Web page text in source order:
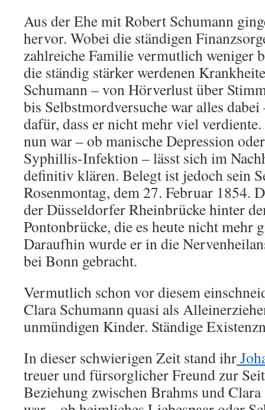
Aus der Ehe mit Robert Schumann
hervor. Wobei die ständigen
zahlreiche Familie vermutlich weniger
die ständig stärker werdenen
Schumann – von Hörverlust über
bis Selbstmordversuche war alles
dafür, dass er nicht mehr viel
nun war – ob manische Depression
Syphillis-Infektion – lässt sich im
definitiv klären. Belegt ist jedoch sein
Rosenmontag, dem 27. Februar 1854.
der Düsseldorfer Rheinbrücke hinter
Pontonbrücke, die es heute nicht mehr
Daraufhin wurde er in die
bei Bonn gebracht.
Vermutlich schon vor diesem
Clara Schumann quasi als
unmündigen Kinder. Ständige
In dieser schwierigen Zeit stand ihr
treuer und fürsorglicher Freund zur
Beziehung zwischen Brahms und